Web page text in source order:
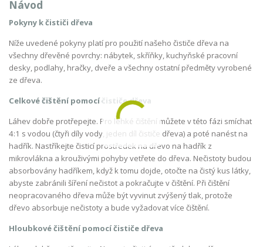
Návod
Pokyny k čističi dřeva
Níže uvedené pokyny platí pro použití našeho čističe dřeva na
všechny dřevěné povrchy: nábytek, skříňky, kuchyňské pracovní
desky, podlahy, hračky, dveře a všechny ostatní předměty vyrobené
ze dřeva.
Celkové čištění pomocí čističe dřeva
Láhev dobře protřepejte. Pro lehké čištění můžete v této fázi smíchat
4:1 s vodou (čtyři díly vody, jeden díl čističe dřeva) a poté nanést na
hadřík. Nastříkejte čisticí prostředek na dřevo na hadřík z
mikrovlákna a krouživými pohyby vetřete do dřeva. Nečistoty budou
absorbovány hadříkem, když k tomu dojde, otočte na čistý kus látky,
abyste zabránili šíření nečistot a pokračujte v čištění. Při čištění
neopracovaného dřeva může být vyvinut zvýšený tlak, protože
dřevo absorbuje nečistoty a bude vyžadovat více čištění.
Hloubkové čištění pomocí čističe dřeva